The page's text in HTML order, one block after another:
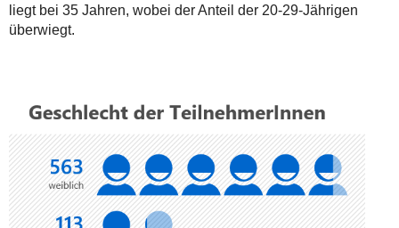
liegt bei 35 Jahren, wobei der Anteil der 20-29-Jährigen
überwiegt.